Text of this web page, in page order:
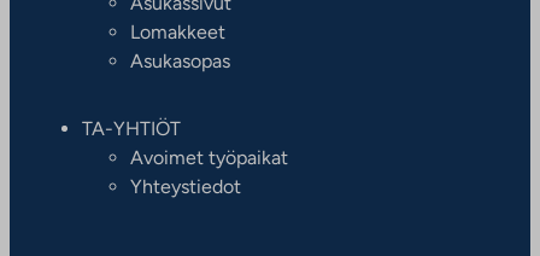
Lomakkeet
Asukasopas
TA-YHTIÖT
Avoimet työpaikat
Yhteystiedot